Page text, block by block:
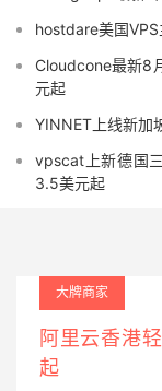
hostdare美国
Cloudcone最新8
元起
YINNET上线新加
vpscat上新德国
3.5美元起
大牌商家
阿里云香港
起